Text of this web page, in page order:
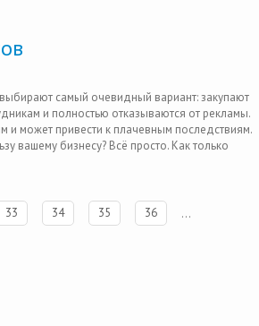
самый очевидный вариант: закупают
и полностью отказываются от рекламы.
и может привести к плачевным последствиям.
вашему бизнесу? Всё просто. Как только
33 34 35 36 …